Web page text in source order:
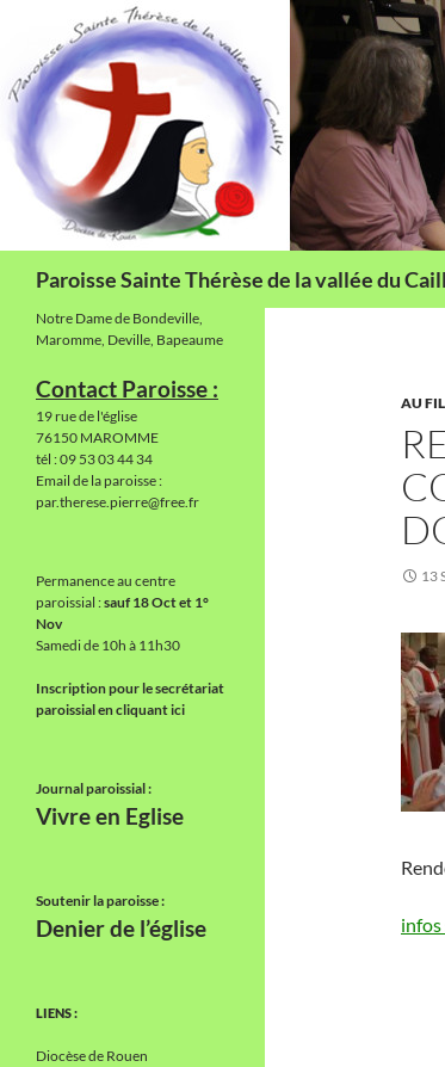
contenu
Paroisse Sainte Thérèse de la vallée du
AU
13
infos
Notre Dame de Bondeville,
Maromme, Deville, Bapeaume
Contact Paroisse :
19 rue de l'église
76150 MAROMME
tél : 09 53 03 44 34
Email de la paroisse :
par.therese.pierre@free.fr
Permanence au centre
paroissial :sauf 18 Oct et 1°
Nov
Samedi de 10h à 11h30
Inscription pour le secrétariat
paroissial en cliquant ici
Journal paroissial :
Vivre en Eglise
Soutenir la paroisse :
Denier de l’église
LIENS :
Diocèse de Rouen